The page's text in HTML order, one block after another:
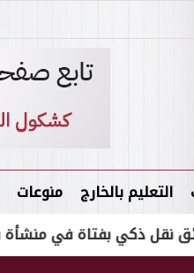
التعليم بالخارج منوعات
بفتاة في منشأة ناصر